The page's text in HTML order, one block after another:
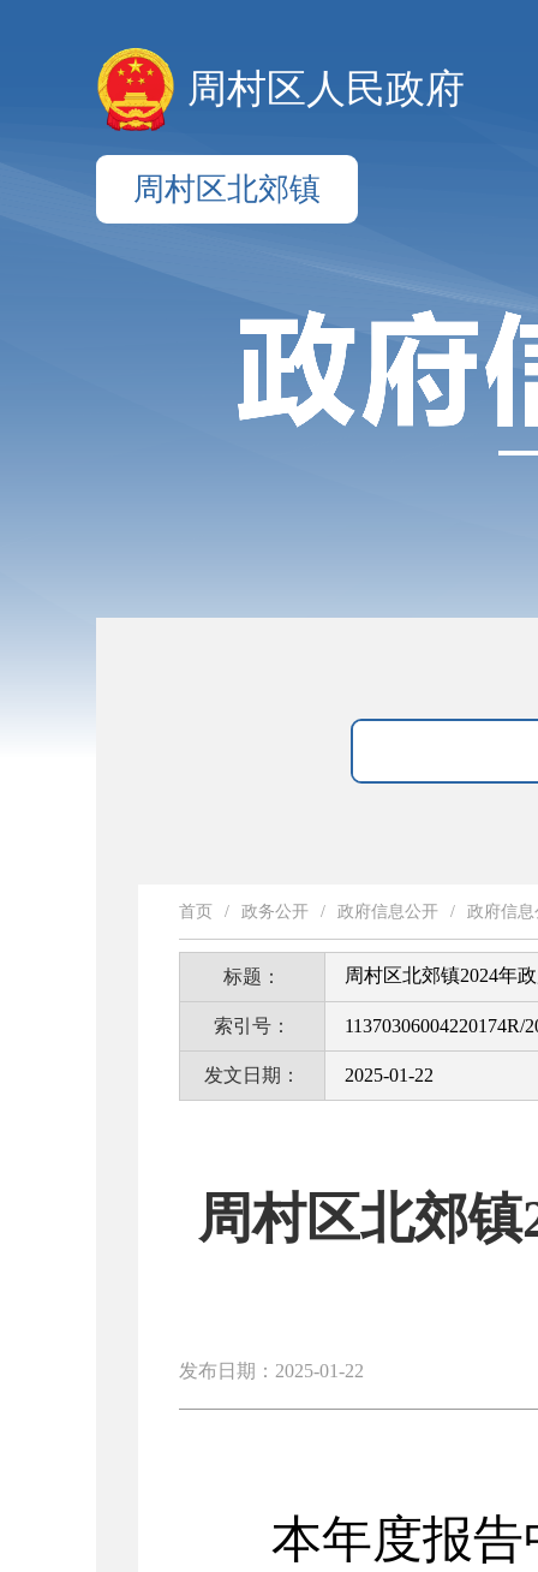
周村区人民政府
周村区北郊镇
首页 / 政务公开 / 政府信息公开 / 政府信
标题： 周村区北郊镇2024年
索引号： 11370306004220174R/
发文日期： 2025-01-22
周村区北郊
发布日期：2025-01-22
本年度报